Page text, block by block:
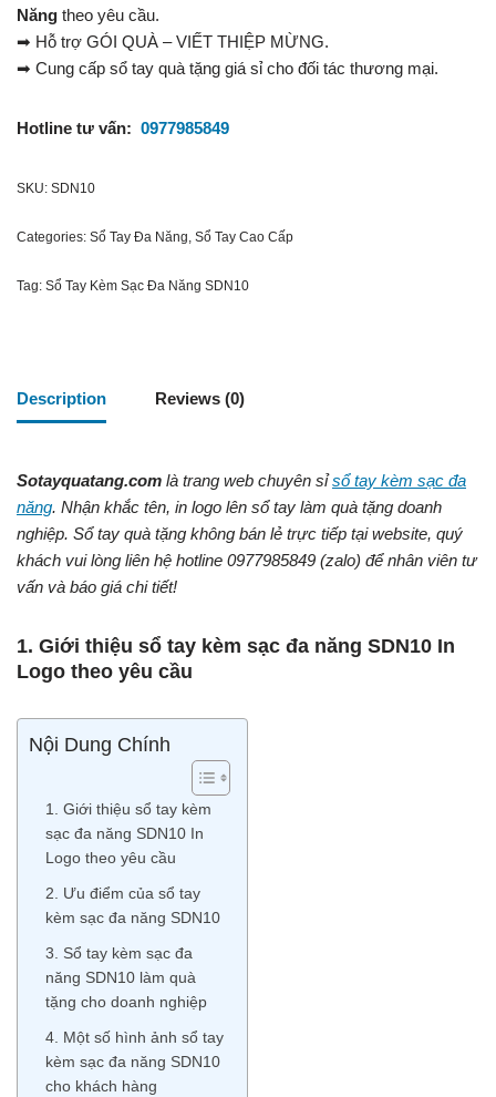
Năng theo yêu cầu.
➡ Hỗ trợ GÓI QUÀ – VIẾT THIỆP MỪNG.
➡ Cung cấp sổ tay quà tặng giá sỉ cho đối tác thương mại.
Hotline tư vấn: 0977985849
SKU: SDN10
Categories: Sổ Tay Đa Năng, Sổ Tay Cao Cấp
Tag: Sổ Tay Kèm Sạc Đa Năng SDN10
Description Reviews (0)
Sotayquatang.com là trang web chuyên sỉsổ tay kèm sạc đa
năng. Nhận khắc tên, in logo lên sổ tay làm quà tặng doanh
nghiệp. Sổ tay quà tặng không bán lẻ trực tiếp tại website, quý
khách vui lòng liên hệ hotline 0977985849 (zalo) để nhân viên tư
vấn và báo giá chi tiết!
1. Giới thiệu sổ tay kèm sạc đa năng SDN10 In
Logo theo yêu cầu
Nội Dung Chính
1. Giới thiệu sổ tay kèm
sạc đa năng SDN10 In
Logo theo yêu cầu
2. Ưu điểm của sổ tay
kèm sạc đa năng SDN10
3. Sổ tay kèm sạc đa
năng SDN10 làm quà
tặng cho doanh nghiệp
4. Một số hình ảnh sổ tay
kèm sạc đa năng SDN10
cho khách hàng